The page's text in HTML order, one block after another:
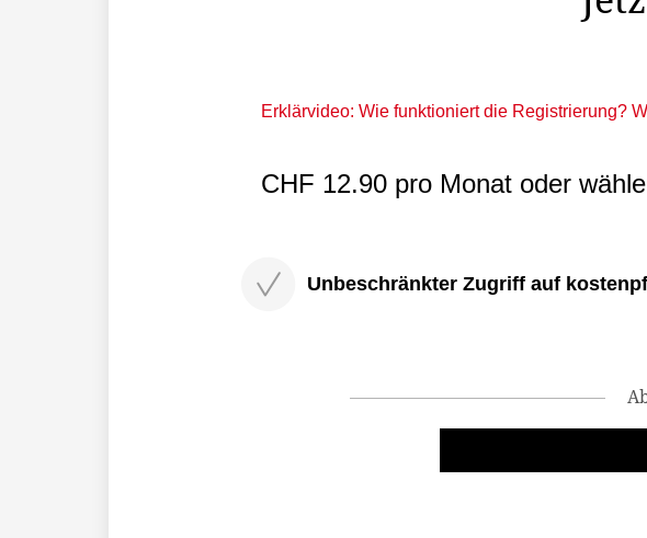
Erklärvideo: Wie funktioniert die Registrierung?
CHF 12.90 pro Monat oder
Unbeschränkter Zugriff auf